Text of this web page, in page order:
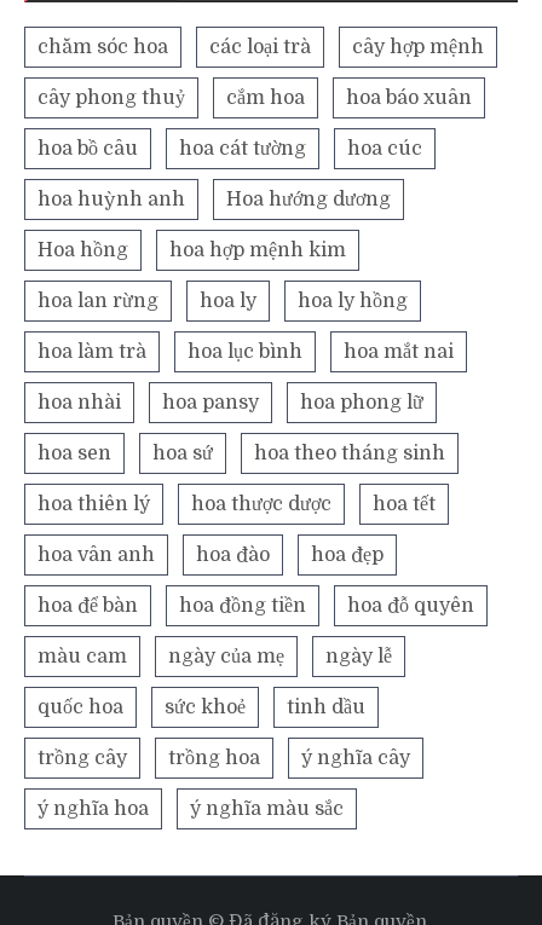
chăm sóc hoa các loại trà cây hợp mệnh
cây phong thuỷ cắm hoa hoa báo xuân
hoa bồ câu hoa cát tường hoa cúc
hoa huỳnh anh Hoa hướng dương
Hoa hồng hoa hợp mệnh kim
hoa lan rừng hoa ly hoa ly hồng
hoa làm trà hoa lục bình hoa mắt nai
hoa nhài hoa pansy hoa phong lữ
hoa sen hoa sứ hoa theo tháng sinh
hoa thiên lý hoa thược dược hoa tết
hoa vân anh hoa đào hoa đẹp
hoa để bàn hoa đồng tiền hoa đỗ quyên
màu cam ngày của mẹ ngày lễ
quốc hoa sức khoẻ tinh dầu
trồng cây trồng hoa ý nghĩa cây
ý nghĩa hoa ý nghĩa màu sắc